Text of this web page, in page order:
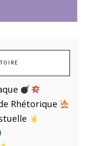
Rhétorique